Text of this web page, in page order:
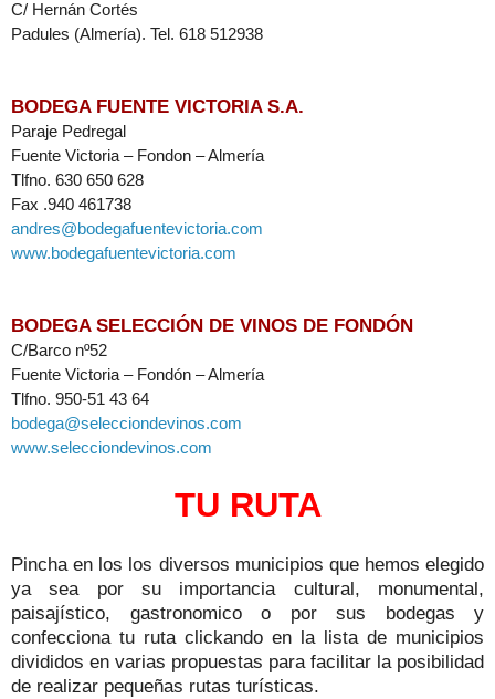
C/ Hernán Cortés
Padules (Almería). Tel. 618 512938
BODEGA FUENTE VICTORIA S.A.
Paraje Pedregal
Fuente Victoria – Fondon – Almería
Tlfno. 630 650 628
Fax .940 461738
andres@bodegafuentevictoria.com
www.bodegafuentevictoria.com
BODEGA SELECCIÓN DE VINOS DE FONDÓN
C/Barco nº52
Fuente Victoria – Fondón – Almería
Tlfno. 950-51 43 64
bodega@selecciondevinos.com
www.selecciondevinos.com
TU RUTA
Pincha en los los diversos municipios que hemos elegido
ya sea por su importancia cultural, monumental,
paisajístico, gastronomico o por sus bodegas y
confecciona tu ruta clickando en la lista de municipios
divididos en varias propuestas para facilitar la posibilidad
de realizar pequeñas rutas turísticas.